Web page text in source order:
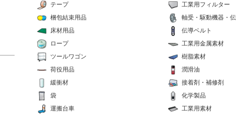
テープ
梱包結束用品
床材用品
ロープ
ツールワゴン
荷役用品
緩衝材
袋
運搬台車
工業用フィルター
軸受・駆動機器・
伝導ベルト
工業用金属素材
樹脂素材
潤滑油
接着剤・補修剤
化学製品
工業用素材